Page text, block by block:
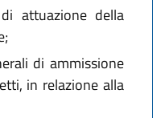
attuazione della
di ammissione
in relazione alla